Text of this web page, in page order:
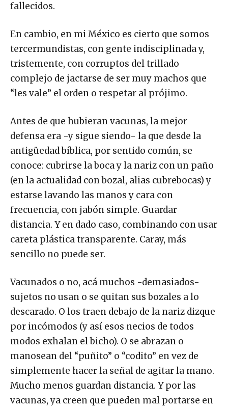
fallecidos.
En cambio, en mi México es cierto que somos
tercermundistas, con gente indisciplinada y,
tristemente, con corruptos del trillado
complejo de jactarse de ser muy machos que
“les vale” el orden o respetar al prójimo.
Antes de que hubieran vacunas, la mejor
defensa era -y sigue siendo- la que desde la
antigüedad bíblica, por sentido común, se
conoce: cubrirse la boca y la nariz con un paño
(en la actualidad con bozal, alias cubrebocas) y
estarse lavando las manos y cara con
frecuencia, con jabón simple. Guardar
distancia. Y en dado caso, combinando con usar
careta plástica transparente. Caray, más
sencillo no puede ser.
Vacunados o no, acá muchos -demasiados-
sujetos no usan o se quitan sus bozales a lo
descarado. O los traen debajo de la nariz dizque
por incómodos (y así esos necios de todos
modos exhalan el bicho). O se abrazan o
manosean del “puñito” o “codito” en vez de
simplemente hacer la señal de agitar la mano.
Mucho menos guardan distancia. Y por las
vacunas, ya creen que pueden mal portarse en